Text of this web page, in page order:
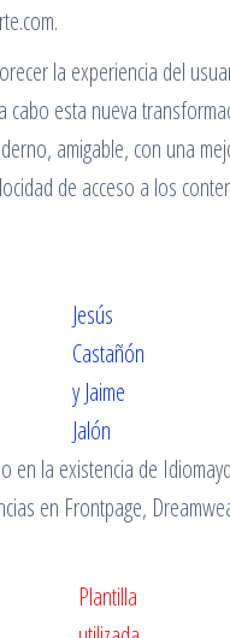
la experiencia del
cabo esta nueva
amigable, con una
de acceso a los
Jesús
Castañón
y Jaime
Jalón
en la existencia de
en Frontpage,
Plantilla